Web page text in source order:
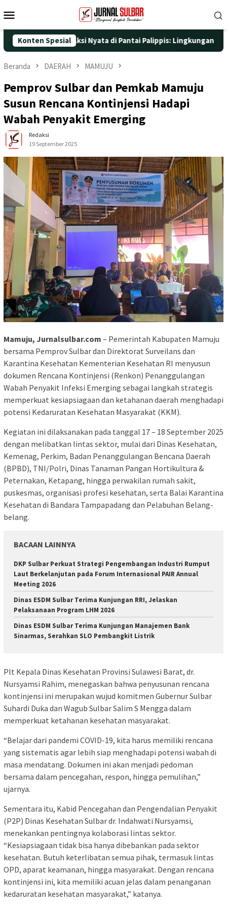
ke
Mobile
Konten Spesial
dengan Aksi Nyata di Pantai Palippis: Lingkungan dan
Beranda DAERAH MAMUJU
Pemprov Sulbar dan Pemkab Mamuju
Susun Rencana Kontinjensi Hadapi
Wabah Penyakit Emerging
Redaksi
19 September 2025
Mamuju, Jurnalsulbar.com – Pemerintah Kabupaten Mamuju
bersama Pemprov Sulbar dan Direktorat Surveilans dan
Karantina Kesehatan Kementerian Kesehatan RI menyusun
dokumen Rencana Kontinjensi (Renkon) Penanggulangan
Wabah Penyakit Infeksi Emerging sebagai langkah strategis
memperkuat kesiapsiagaan dan ketahanan daerah menghadapi
potensi Kedaruratan Kesehatan Masyarakat (KKM).
Kegiatan ini dilaksanakan pada tanggal 17 – 18 September 2025
dengan melibatkan lintas sektor, mulai dari Dinas Kesehatan,
Kemenag, Perkim, Badan Penanggulangan Bencana Daerah
(BPBD), TNI/Polri, Dinas Tanaman Pangan Hortikultura &
Peternakan, Ketapang, hingga perwakilan rumah sakit,
puskesmas, organisasi profesi kesehatan, serta Balai Karantina
Kesehatan di Bandara Tampapadang dan Pelabuhan Belang-
belang.
BACAAN LAINNYA
DKP Sulbar Perkuat Strategi Pengembangan Industri Rumput
Laut Berkelanjutan pada Forum Internasional PAIR Annual
Meeting 2026
Dinas ESDM Sulbar Terima Kunjungan RRI, Jelaskan
Pelaksanaan Program LHM 2026
Dinas ESDM Sulbar Terima Kunjungan Manajemen Bank
Sinarmas, Serahkan SLO Pembangkit Listrik
Plt Kepala Dinas Kesehatan Provinsi Sulawesi Barat, dr.
Nursyamsi Rahim, menegaskan bahwa penyusunan rencana
kontinjensi ini merupakan wujud komitmen Gubernur Sulbar
Suhardi Duka dan Wagub Sulbar Salim S Mengga dalam
memperkuat ketahanan kesehatan masyarakat.
“Belajar dari pandemi COVID-19, kita harus memiliki rencana
yang sistematis agar lebih siap menghadapi potensi wabah di
masa mendatang. Dokumen ini akan menjadi pedoman
bersama dalam pencegahan, respon, hingga pemulihan,”
ujarnya.
Sementara itu, Kabid Pencegahan dan Pengendalian Penyakit
(P2P) Dinas Kesehatan Sulbar dr. Indahwati Nursyamsi,
menekankan pentingnya kolaborasi lintas sektor.
“Kesiapsiagaan tidak bisa hanya dibebankan pada sektor
kesehatan. Butuh keterlibatan semua pihak, termasuk lintas
OPD, aparat keamanan, hingga masyarakat. Dengan rencana
kontinjensi ini, kita memiliki acuan jelas dalam penanganan
kedaruratan kesehatan masyarakat,” katanya.